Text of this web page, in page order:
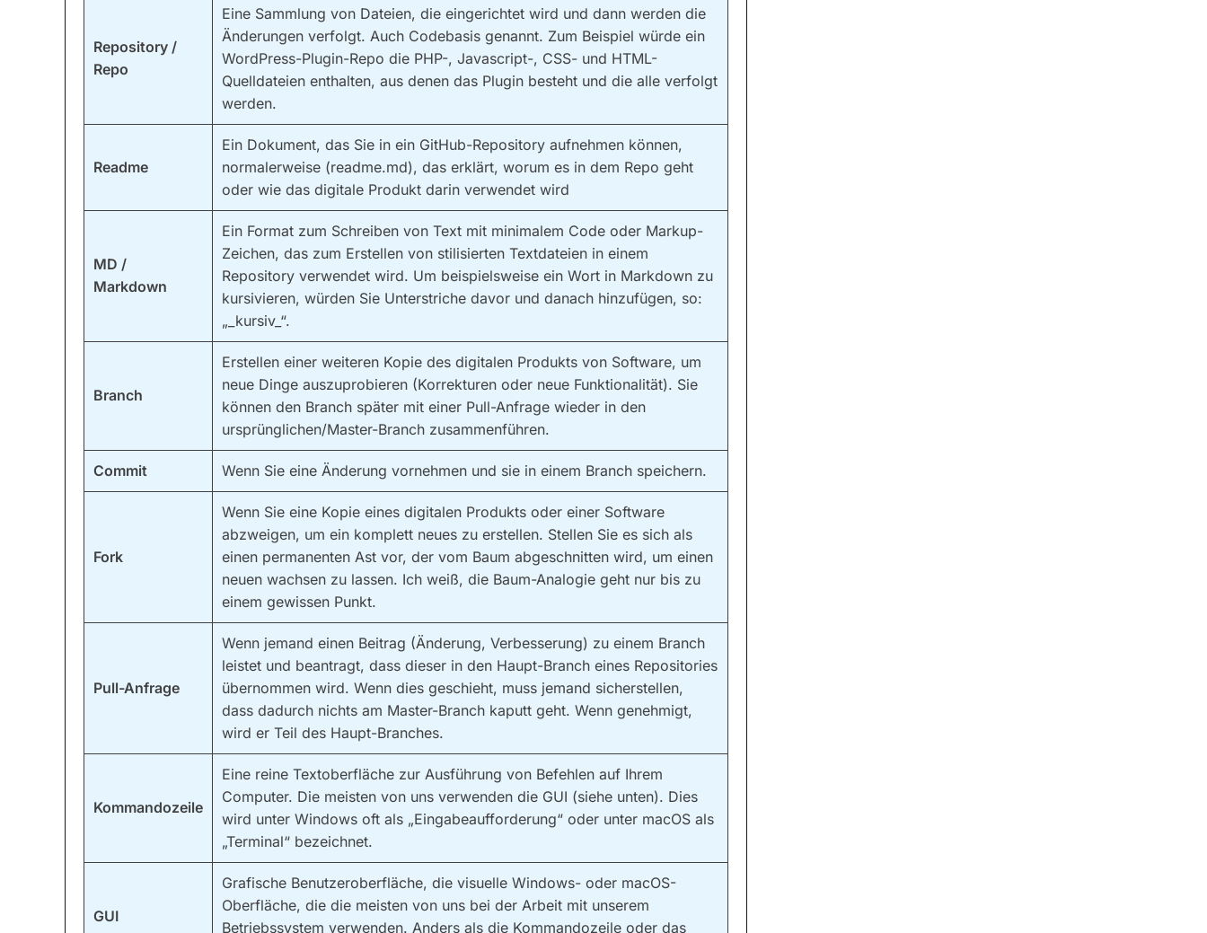
Repository /
Repo
Eine Sammlung von Dateien, die eingerichtet wird und dann werden die
Änderungen verfolgt. Auch Codebasis genannt. Zum Beispiel würde ein
WordPress-Plugin-Repo die PHP-, Javascript-, CSS- und HTML-
Quelldateien enthalten, aus denen das Plugin besteht und die alle verfolgt
werden.
Readme
Ein Dokument, das Sie in ein GitHub-Repository aufnehmen können,
normalerweise (readme.md), das erklärt, worum es in dem Repo geht
oder wie das digitale Produkt darin verwendet wird
MD /
Markdown
Ein Format zum Schreiben von Text mit minimalem Code oder Markup-
Zeichen, das zum Erstellen von stilisierten Textdateien in einem
Repository verwendet wird. Um beispielsweise ein Wort in Markdown zu
kursivieren, würden Sie Unterstriche davor und danach hinzufügen, so:
„_kursiv_“.
Branch
Erstellen einer weiteren Kopie des digitalen Produkts von Software, um
neue Dinge auszuprobieren (Korrekturen oder neue Funktionalität). Sie
können den Branch später mit einer Pull-Anfrage wieder in den
ursprünglichen/Master-Branch zusammenführen.
Commit Wenn Sie eine Änderung vornehmen und sie in einem Branch speichern.
Fork
Wenn Sie eine Kopie eines digitalen Produkts oder einer Software
abzweigen, um ein komplett neues zu erstellen. Stellen Sie es sich als
einen permanenten Ast vor, der vom Baum abgeschnitten wird, um einen
neuen wachsen zu lassen. Ich weiß, die Baum-Analogie geht nur bis zu
einem gewissen Punkt.
Pull-Anfrage
Wenn jemand einen Beitrag (Änderung, Verbesserung) zu einem Branch
leistet und beantragt, dass dieser in den Haupt-Branch eines Repositories
übernommen wird. Wenn dies geschieht, muss jemand sicherstellen,
dass dadurch nichts am Master-Branch kaputt geht. Wenn genehmigt,
wird er Teil des Haupt-Branches.
Kommandozeile
Eine reine Textoberfläche zur Ausführung von Befehlen auf Ihrem
Computer. Die meisten von uns verwenden die GUI (siehe unten). Dies
wird unter Windows oft als „Eingabeaufforderung“ oder unter macOS als
„Terminal“ bezeichnet.
GUI
Grafische Benutzeroberfläche, die visuelle Windows- oder macOS-
Oberfläche, die die meisten von uns bei der Arbeit mit unserem
Betriebssystem verwenden. Anders als die Kommandozeile oder das